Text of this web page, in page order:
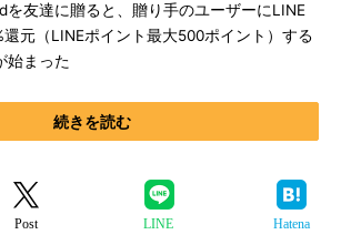
を友達に贈ると、贈り手のユーザーにLINE
還元（LINEポイント最大500ポイント）する
始まった
続きを読む
Post LINE Hatena